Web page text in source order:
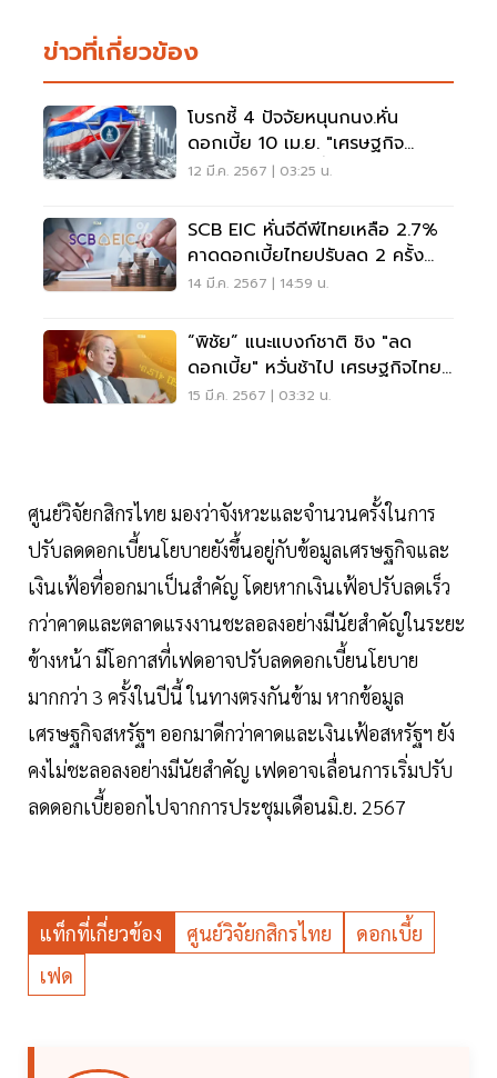
ข่าวที่เกี่ยวข้อง
โบรกชี้ 4 ปัจจัยหนุนกนง.หั่น
ดอกเบี้ย 10 เม.ย. "เศรษฐกิจ
-บอนด์ยีลด์10 ปีต่ำ"
12 มี.ค. 2567 | 03:25 น.
SCB EIC หั่นจีดีพีไทยเหลือ 2.7%
คาดดอกเบี้ยไทยปรับลด 2 ครั้ง
ภายในครึ่งแรก
14 มี.ค. 2567 | 14:59 น.
“พิชัย” แนะแบงก์ชาติ ชิง "ลด
ดอกเบี้ย" หวั่นช้าไป เศรษฐกิจไทย
จะทรุด
15 มี.ค. 2567 | 03:32 น.
ศูนย์วิจัยกสิกรไทย มองว่าจังหวะและจำนวนครั้งในการ
ปรับลดดอกเบี้ยนโยบายยังขึ้นอยู่กับข้อมูลเศรษฐกิจและ
เงินเฟ้อที่ออกมาเป็นสำคัญ โดยหากเงินเฟ้อปรับลดเร็ว
กว่าคาดและตลาดแรงงานชะลอลงอย่างมีนัยสำคัญในระยะ
ข้างหน้า มีโอกาสที่เฟดอาจปรับลดดอกเบี้ยนโยบาย
มากกว่า 3 ครั้งในปีนี้ ในทางตรงกันข้าม หากข้อมูล
เศรษฐกิจสหรัฐฯ ออกมาดีกว่าคาดและเงินเฟ้อสหรัฐฯ ยัง
คงไม่ชะลอลงอย่างมีนัยสำคัญ เฟดอาจเลื่อนการเริ่มปรับ
ลดดอกเบี้ยออกไปจากการประชุมเดือนมิ.ย. 2567
แท็กที่เกี่ยวข้อง ศูนย์วิจัยกสิกรไทย
ดอกเบี้ย
เฟด